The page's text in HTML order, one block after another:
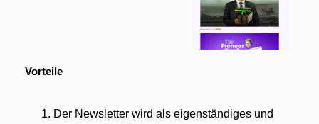
Vorteile
Der Newsletter wird als eigenständiges und